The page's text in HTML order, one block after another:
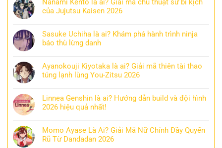
Nanami Kento là ai? Giải mã chú thuật sư bi kịch
của Jujutsu Kaisen 2026
Sasuke Uchiha là ai? Khám phá hành trình ninja
báo thù lừng danh
Ayanokouji Kiyotaka là ai? Giải mã thiên tài thao
túng lạnh lùng You-Zitsu 2026
Linnea Genshin là ai? Hướng dẫn build và đội hình
2026 hiệu quả nhất!
Momo Ayase Là Ai? Giải Mã Nữ Chính Đầy Quyến
Rũ Từ Dandadan 2026